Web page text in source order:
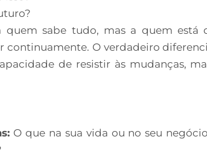
sabe tudo, mas a quem está
continuamente. O verdadeiro
de resistir às mudanças,
O que na sua vida ou no seu